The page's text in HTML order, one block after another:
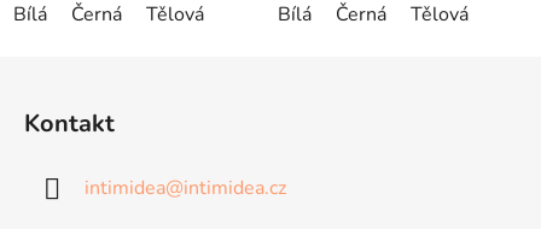
Bílá Černá Tělová Bílá Černá Tělová
Kontakt
intimidea@intimidea.cz